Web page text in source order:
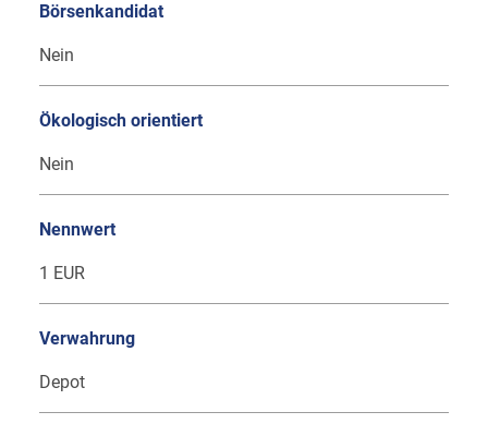
Börsenkandidat
Nein
Ökologisch orientiert
Nein
Nennwert
1 EUR
Verwahrung
Depot